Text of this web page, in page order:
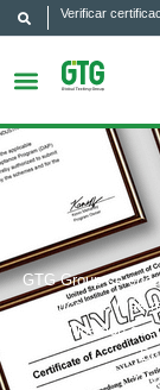
Verificar
GTG Group se
certificación más
certificación